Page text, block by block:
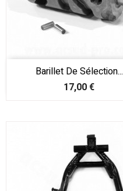
Barillet De Sélection...
Prix
17,00 €